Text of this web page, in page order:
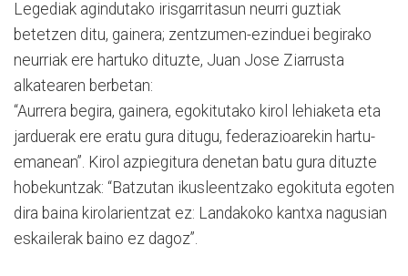
Legediak agindutako irisgarritasun neurri guztiak
betetzen ditu, gainera; zentzumen-ezinduei begirako
neurriak ere hartuko dituzte, Juan Jose Ziarrusta
alkatearen berbetan:
“Aurrera begira, gainera, egokitutako kirol lehiaketa eta
jarduerak ere eratu gura ditugu, federazioarekin hartu-
emanean”. Kirol azpiegitura denetan batu gura dituzte
hobekuntzak: “Batzutan ikusleentzako egokituta egoten
dira baina kirolarientzat ez: Landakoko kantxa nagusian
eskailerak baino ez dagoz”.